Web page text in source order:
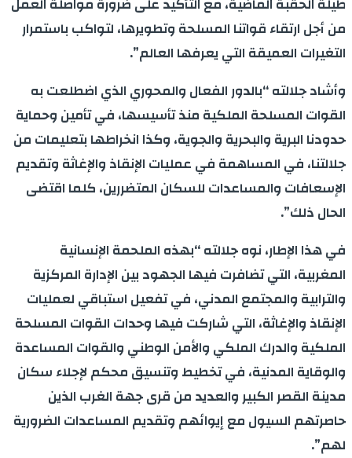
من أجل ارتقاء قواتنا المسلحة وتطويرها، لتواكب باستمرار
التغيرات العميقة التي يعرفها العالم”.
وأشاد جلالته “بالدور الفعال والمحوري الذي اضطلعت به
القوات المسلحة الملكية منذ تأسيسها، في تأمين وحماية
حدودنا البرية والبحرية والجوية، وكذا انخراطها بتعليمات من
جلالتنا، في المساهمة في عمليات الإنقاذ والإغاثة وتقديم
الإسعافات والمساعدات للسكان المتضررين، كلما اقتضى
الحال ذلك”.
في هذا الإطار، نوه جلالته “بهذه الملحمة الإنسانية
المغربية، التي تضافرت فيها الجهود بين الإدارة المركزية
والترابية والمجتمع المدني، في تفعيل استباقي لعمليات
الإنقاذ والإغاثة، التي شاركت فيها وحدات القوات المسلحة
الملكية والدرك الملكي والأمن الوطني والقوات المساعدة
والوقاية المدنية، في تخطيط وتنسيق محكم لإجلاء سكان
مدينة القصر الكبير والعديد من قرى جهة الغرب الذين
حاصرتهم السيول مع إيوائهم وتقديم المساعدات الضرورية
لهم”.